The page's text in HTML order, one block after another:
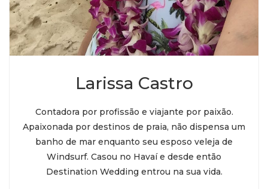
Larissa Castro
Contadora por profissão e viajante por paixão.
Apaixonada por destinos de praia, não dispensa um
banho de mar enquanto seu esposo veleja de
Windsurf. Casou no Havaí e desde então
Destination Wedding entrou na sua vida.